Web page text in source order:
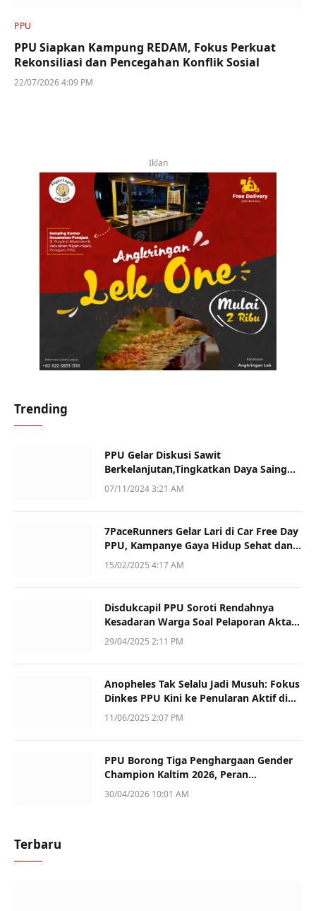
PPU
PPU Siapkan Kampung REDAM, Fokus Perkuat
Rekonsiliasi dan Pencegahan Konflik Sosial
22/07/2026 4:09 PM
Iklan
Trending
PPU Gelar Diskusi Sawit
Berkelanjutan,Tingkatkan Daya Saing
dan Kualitas
07/11/2024 3:21 AM
7PaceRunners Gelar Lari di Car Free Day
PPU, Kampanye Gaya Hidup Sehat dan
Dukung UMKM
15/02/2025 4:17 AM
Disdukcapil PPU Soroti Rendahnya
Kesadaran Warga Soal Pelaporan Akta
Kematian
29/04/2025 2:11 PM
Anopheles Tak Selalu Jadi Musuh: Fokus
Dinkes PPU Kini ke Penularan Aktif di
Sotek
11/06/2025 2:07 PM
PPU Borong Tiga Penghargaan Gender
Champion Kaltim 2026, Peran
Perempuan Jadi Sorotan
30/04/2026 10:01 AM
Terbaru